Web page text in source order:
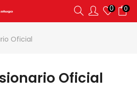
0 0
Oficial
Oficial